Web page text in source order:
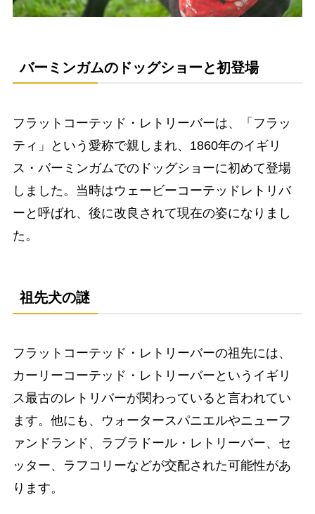
バーミンガムのドッグショーと初登場
フラットコーテッド・レトリーバーは、「フラッ
ティ」という愛称で親しまれ、1860年のイギリ
ス・バーミンガムでのドッグショーに初めて登場
しました。当時はウェービーコーテッドレトリバ
ーと呼ばれ、後に改良されて現在の姿になりまし
た。
祖先犬の謎
フラットコーテッド・レトリーバーの祖先には、
カーリーコーテッド・レトリーバーというイギリ
ス最古のレトリバーが関わっていると言われてい
ます。他にも、ウォータースパニエルやニューフ
ァンドランド、ラブラドール・レトリーバー、セ
ッター、ラフコリーなどが交配された可能性があ
ります。